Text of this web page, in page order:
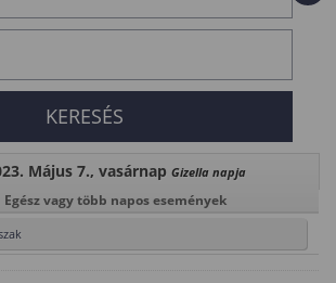
Május 7., vasárnap Gizella napja
Egész vagy több napos események